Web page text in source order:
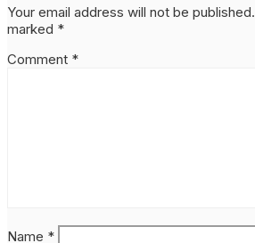
Your email address will not be published.
marked *
Comment *
Name *